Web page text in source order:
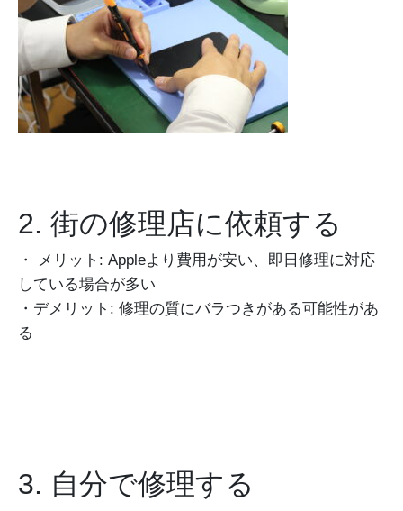
2. 街の修理店に依頼する
・ メリット: Appleより費用が安い、即日修理に対応
している場合が多い
・デメリット: 修理の質にバラつきがある可能性があ
る
3. 自分で修理する